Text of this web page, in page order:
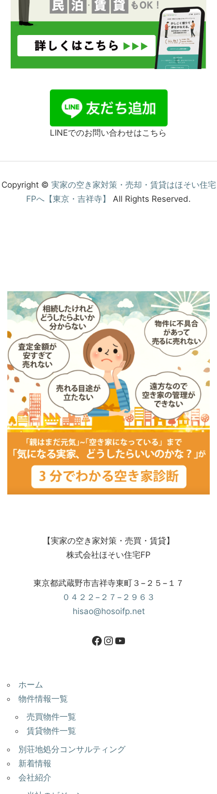
LINEでのお問い合わせはこちら
Copyright © 実家の空き家対策・売却・賃貸はほそい住宅
FPへ【東京・吉祥寺】
All Rights Reserved.
【実家の空き家対策・売買・賃貸】
株式会社ほそい住宅FP
東京都武蔵野市吉祥寺東町３−２５−１７
０４２２−２７−２９６３
hisao@hosoifp.net
ホーム
物件情報一覧
売買物件一覧
賃貸物件一覧
別荘地処分コンサルティング
新着情報
会社紹介